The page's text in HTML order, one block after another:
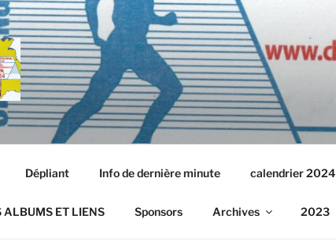
Dépliant Info de dernière minute calendrier 2024
ALBUMS ET LIENS Sponsors Archives 2023